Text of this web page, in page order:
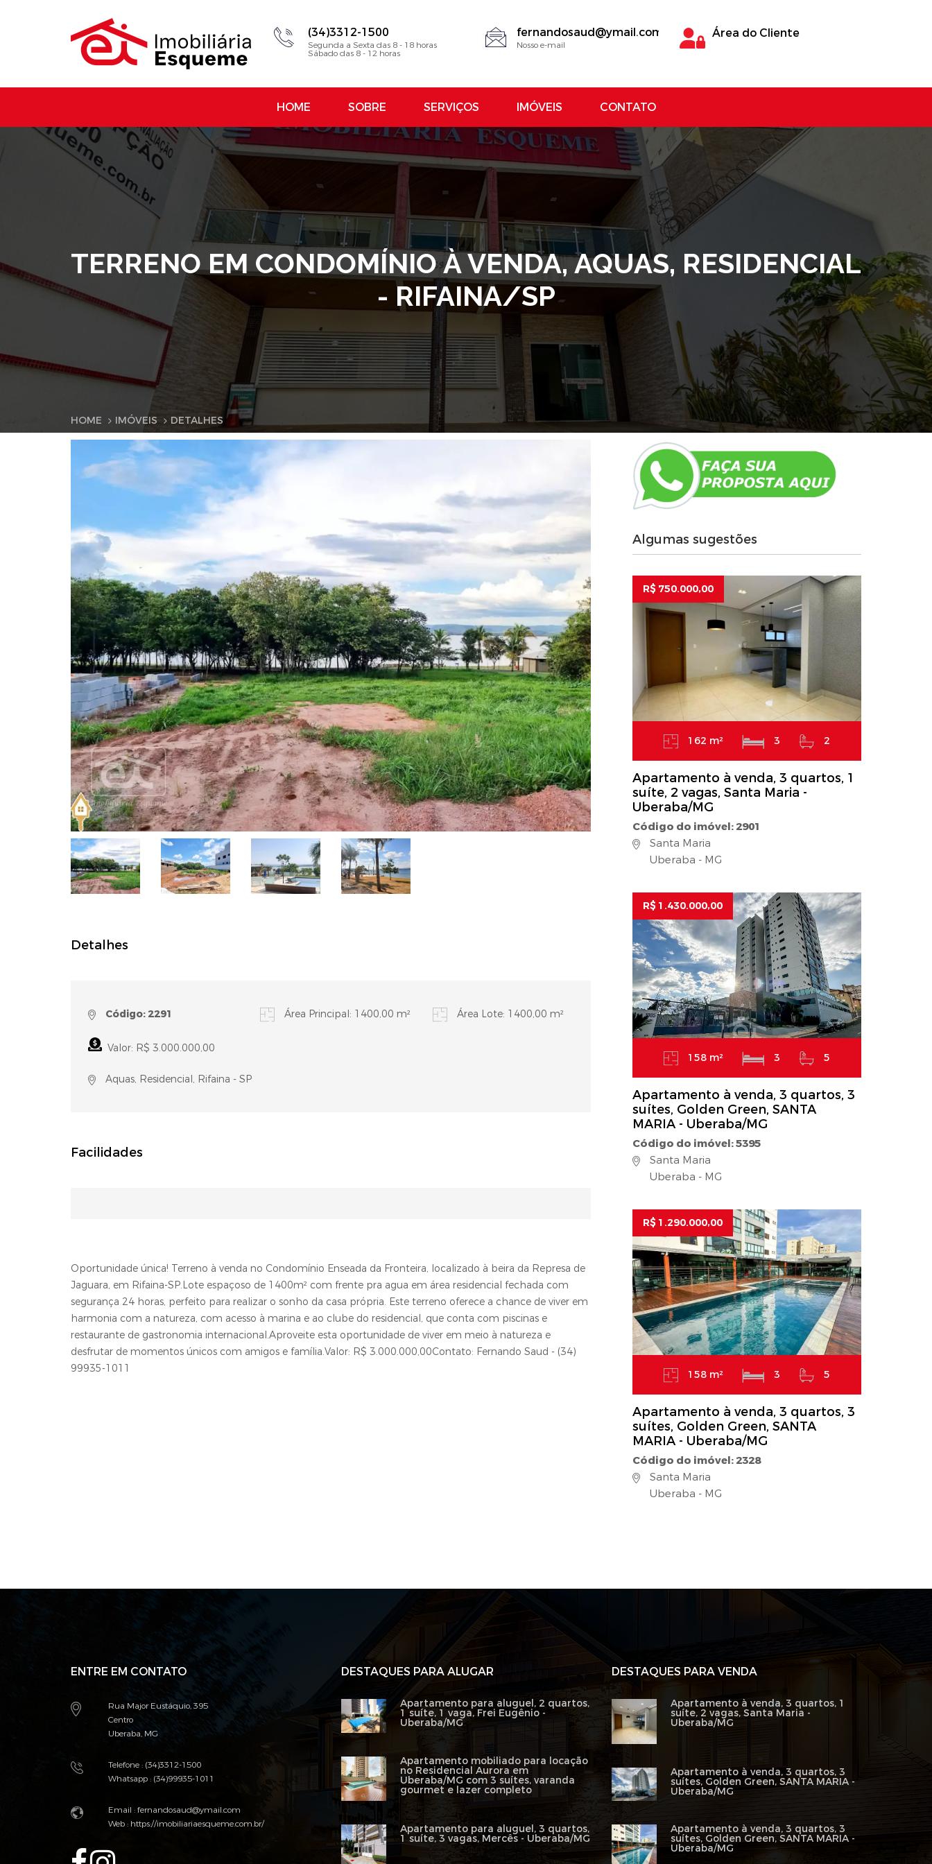
(34)3312-1500
Segunda a Sexta das 8 - 18 horas
Sábado das 8 - 12 horas
fernandosaud@ymail.com
Nosso e-mail
Área do Cliente
HOME SOBRE SERVIÇOS IMÓVEIS CONTATO
TERRENO EM CONDOMÍNIO À VENDA, AQUAS, RESIDENCIAL
- RIFAINA/SP
HOME IMÓVEIS DETALHES
Detalhes
Código: 2291 Área Principal: 1400,00 m² Área Lote: 1400,00 m²
Valor: R$ 3.000.000,00
Aquas, Residencial, Rifaina - SP
Facilidades
Oportunidade única! Terreno à venda no Condomínio Enseada da Fronteira, localizado à beira da Represa de
Jaguara, em Rifaina-SP.Lote espaçoso de 1400m² com frente pra agua em área residencial fechada com
segurança 24 horas, perfeito para realizar o sonho da casa própria. Este terreno oferece a chance de viver em
harmonia com a natureza, com acesso à marina e ao clube do residencial, que conta com piscinas e
restaurante de gastronomia internacional.Aproveite esta oportunidade de viver em meio à natureza e
desfrutar de momentos únicos com amigos e família.Valor: R$ 3.000.000,00Contato: Fernando Saud - (34)
99935-1011
Algumas sugestões
R$ 750.000,00
162 m² 3 2
Apartamento à venda, 3 quartos, 1
suíte, 2 vagas, Santa Maria -
Uberaba/MG
Código do imóvel: 2901
Santa Maria
Uberaba - MG
R$ 1.430.000,00
158 m² 3 5
Apartamento à venda, 3 quartos, 3
suítes, Golden Green, SANTA
MARIA - Uberaba/MG
Código do imóvel: 5395
Santa Maria
Uberaba - MG
R$ 1.290.000,00
158 m² 3 5
Apartamento à venda, 3 quartos, 3
suítes, Golden Green, SANTA
MARIA - Uberaba/MG
Código do imóvel: 2328
Santa Maria
Uberaba - MG
ENTRE EM CONTATO
Rua Major Eustáquio, 395
Centro
Uberaba, MG
Telefone : (34)3312-1500
Whatsapp : (34)99935-1011
Email : fernandosaud@ymail.com
Web : https://imobiliariaesqueme.com.br/
DESTAQUES PARA ALUGAR
Apartamento para aluguel, 2 quartos,
1 suíte, 1 vaga, Frei Eugênio -
Uberaba/MG
Apartamento mobiliado para locação
no Residencial Aurora em
Uberaba/MG com 3 suítes, varanda
gourmet e lazer completo
Apartamento para aluguel, 3 quartos,
1 suíte, 3 vagas, Mercês - Uberaba/MG
DESTAQUES PARA VENDA
Apartamento à venda, 3 quartos, 1
suíte, 2 vagas, Santa Maria -
Uberaba/MG
Apartamento à venda, 3 quartos, 3
suítes, Golden Green, SANTA MARIA -
Uberaba/MG
Apartamento à venda, 3 quartos, 3
suítes, Golden Green, SANTA MARIA -
Uberaba/MG